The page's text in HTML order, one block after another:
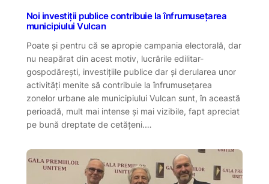
Noi investiții publice contribuie la înfrumusețarea
municipiului Vulcan
Poate și pentru că se apropie campania electorală, dar
nu neapărat din acest motiv, lucrările edilitar-
gospodărești, investițiile publice dar și derularea unor
activități menite să contribuie la înfrumusețarea
zonelor urbane ale municipiului Vulcan sunt, în această
perioadă, mult mai intense și mai vizibile, fapt apreciat
pe bună dreptate de cetățeni.…